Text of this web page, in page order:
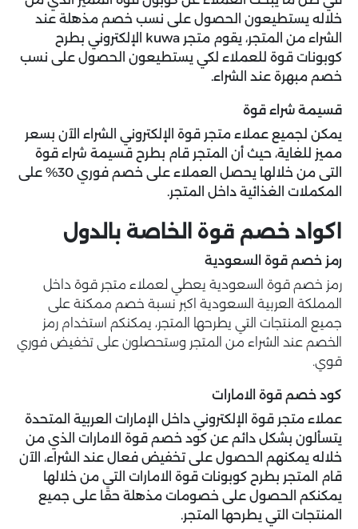
خلاله يستطيعون الحصول على نسب خصم مذهلة عند
الشراء من المتجر، يقوم متجر kuwa الإلكتروني بطرح
كوبونات قوة للعملاء لكي يستطيعون الحصول على نسب
خصم مبهرة عند الشراء.
قسيمة شراء قوة
يمكن لجميع عملاء متجر قوة الإلكتروني الشراء الآن بسعر
مميز للغاية، حيث أن المتجر قام بطرح قسيمة شراء قوة
التى من خلالها يحصل العملاء على خصم فوري 30% على
المكملات الغذائية داخل المتجر.
اكواد خصم قوة الخاصة بالدول
رمز خصم قوة السعودية
رمز خصم قوة السعودية يعطي لعملاء متجر قوة داخل
المملكة العربية السعودية اكبر نسبة خصم ممكنة على
جميع المنتجات التي يطرحها المتجر، يمكنكم استخدام رمز
الخصم عند الشراء من المتجر وستحصلون على تخفيض فوري
قوي.
كود خصم قوة الامارات
عملاء متجر قوة الإلكتروني داخل الإمارات العربية المتحدة
يتسألون بشكل دائم عن كود خصم قوة الامارات الذي من
خلاله يمكنهم الحصول على تخفيض فعال عند الشراء، الآن
قام المتجر بطرح كوبونات قوة الامارات التى من خلالها
يمكنكم الحصول على خصومات مذهلة حقًا على جميع
المنتجات التي يطرحها المتجر.